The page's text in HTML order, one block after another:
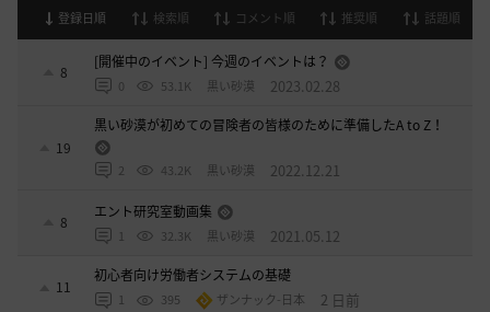
登録日順 検索順 コメント順 推奨順 話題順
8
[開催中のイベント] 今週のイベントは？
0 53.1K 黒い砂漠 2023.02.28
19
黒い砂漠が初めての冒険者の皆様のために準備したA to Z！
2 43.2K 黒い砂漠 2022.12.21
8
エント研究室動画集
1 32.3K 黒い砂漠 2021.05.12
11
初心者向け労働者システムの基礎
1 395 ザンナック-日本 2 日前